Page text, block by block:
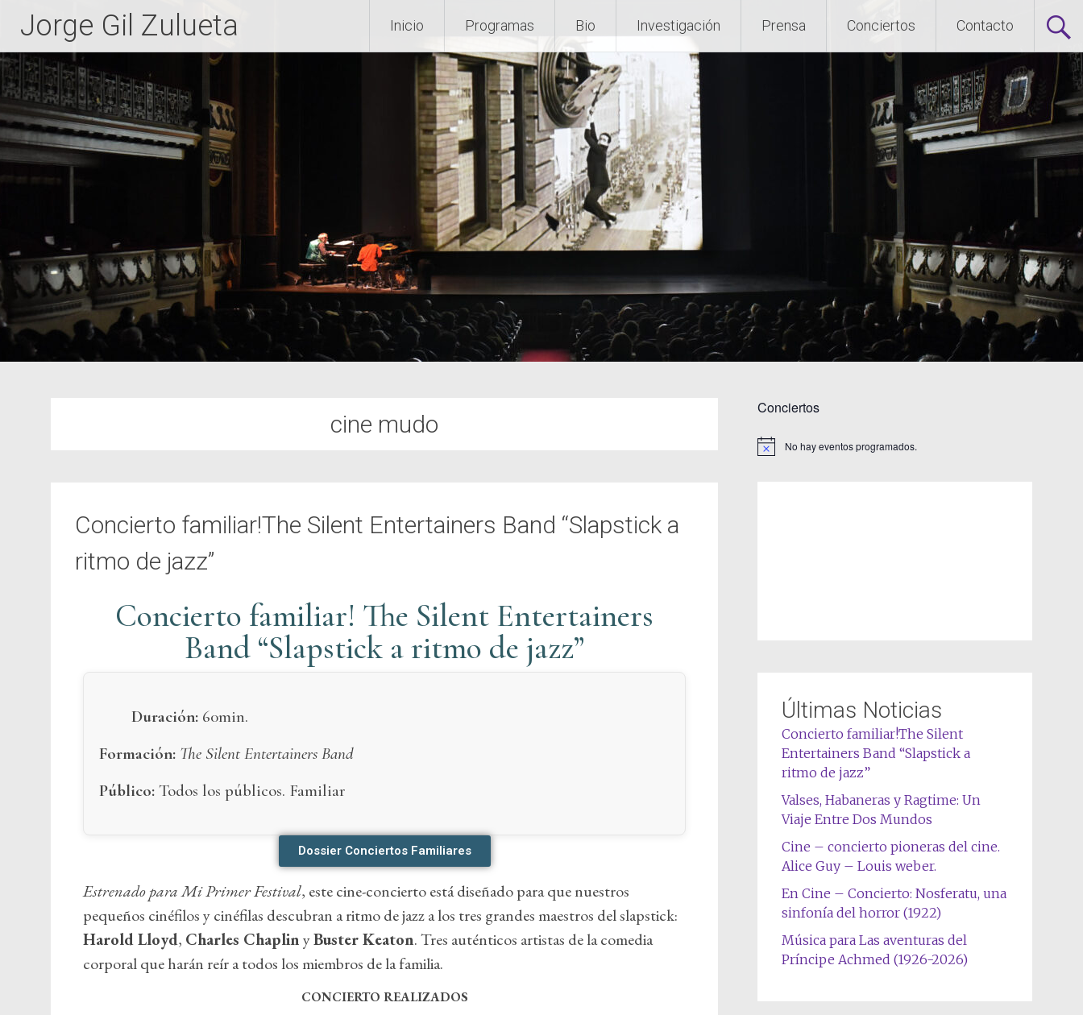
Jorge Gil Zulueta Inicio Programas Bio Investigación Prensa Conciertos Contacto
cine mudo
Concierto familiar!The Silent Entertainers Band “Slapstick a
ritmo de jazz”
Concierto familiar! The Silent Entertainers
Band “Slapstick a ritmo de jazz”
Duración: 60min.
Formación: The Silent Entertainers Band
Público: Todos los públicos. Familiar
Dossier Conciertos Familiares
Estrenado paraMi Primer Festival, este cine-concierto está diseñado para que nuestros
pequeños cinéfilos y cinéfilas descubran a ritmo de jazz a los tres grandes maestros del slapstick:
Harold Lloyd, Charles ChaplinyBuster Keaton. Tres auténticos artistas de la comedia
corporal que harán reír a todos los miembros de la familia.
CONCIERTO REALIZADOS
Conciertos
Aviso No hay eventos programados.
Últimas Noticias
Concierto familiar!The Silent
Entertainers Band “Slapstick a
ritmo de jazz”
Valses, Habaneras y Ragtime: Un
Viaje Entre Dos Mundos
Cine – concierto pioneras del cine.
Alice Guy – Louis weber.
En Cine – Concierto: Nosferatu, una
sinfonía del horror (1922)
Música para Las aventuras del
Príncipe Achmed (1926-2026)